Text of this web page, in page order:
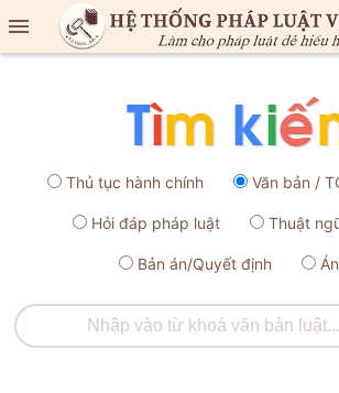

Thủ tục hành chính Văn bản /
Hỏi đáp pháp luật Thuật
Bản án/Quyết định